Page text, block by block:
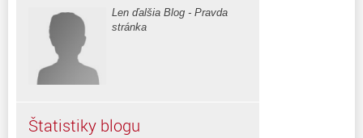
Len ďalšia Blog - Pravda
stránka
Štatistiky blogu